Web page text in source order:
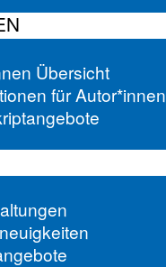
Übersicht
für Autor*innen